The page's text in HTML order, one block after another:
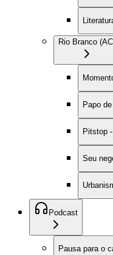
Rio Branco
Papo
Pitstop
Seu
Podcast
Pausa para o